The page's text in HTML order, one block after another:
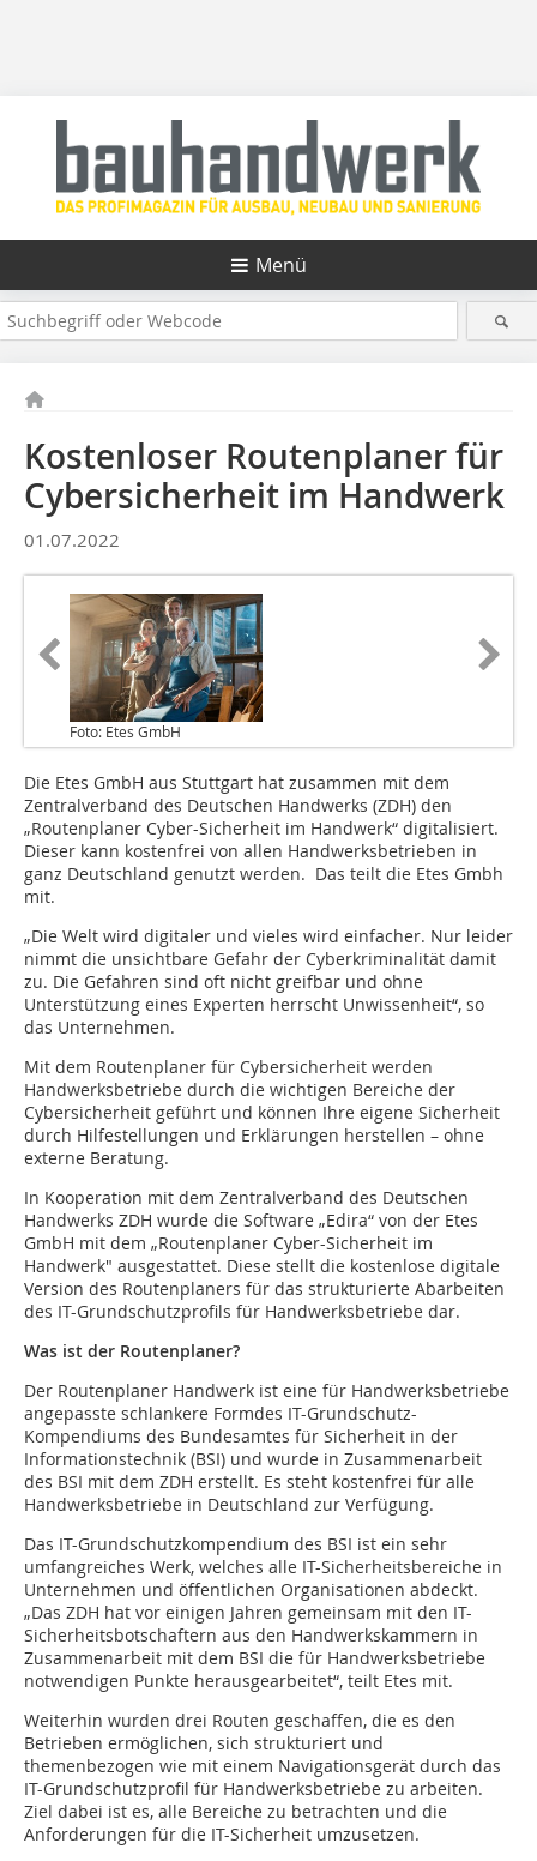
Menü
Kostenloser Routenplaner für
Cybersicherheit im Handwerk
01.07.2022
Foto: Etes GmbH
Die Etes GmbH aus Stuttgart hat zusammen mit dem
Zentralverband des Deutschen Handwerks (ZDH) den
„Routenplaner Cyber-Sicherheit im Handwerk“ digitalisiert.
Dieser kann kostenfrei von allen Handwerksbetrieben in
ganz Deutschland genutzt werden. Das teilt die Etes Gmbh
mit.
„Die Welt wird digitaler und vieles wird einfacher. Nur leider
nimmt die unsichtbare Gefahr der Cyberkriminalität damit
zu. Die Gefahren sind oft nicht greifbar und ohne
Unterstützung eines Experten herrscht Unwissenheit“, so
das Unternehmen.
Mit dem Routenplaner für Cybersicherheit werden
Handwerksbetriebe durch die wichtigen Bereiche der
Cybersicherheit geführt und können Ihre eigene Sicherheit
durch Hilfestellungen und Erklärungen herstellen – ohne
externe Beratung.
In Kooperation mit dem Zentralverband des Deutschen
Handwerks ZDH wurde die Software „Edira“ von der Etes
GmbH mit dem „Routenplaner Cyber-Sicherheit im
Handwerk" ausgestattet. Diese stellt die kostenlose digitale
Version des Routenplaners für das strukturierte Abarbeiten
des IT-Grundschutzprofils für Handwerksbetriebe dar.
Was ist der Routenplaner?
Der Routenplaner Handwerk ist eine für Handwerksbetriebe
angepasste schlankere Formdes IT-Grundschutz-
Kompendiums des Bundesamtes für Sicherheit in der
Informationstechnik (BSI) und wurde in Zusammenarbeit
des BSI mit dem ZDH erstellt. Es steht kostenfrei für alle
Handwerksbetriebe in Deutschland zur Verfügung.
Das IT-Grundschutzkompendium des BSI ist ein sehr
umfangreiches Werk, welches alle IT-Sicherheitsbereiche in
Unternehmen und öffentlichen Organisationen abdeckt.
„Das ZDH hat vor einigen Jahren gemeinsam mit den IT-
Sicherheitsbotschaftern aus den Handwerkskammern in
Zusammenarbeit mit dem BSI die für Handwerksbetriebe
notwendigen Punkte herausgearbeitet“, teilt Etes mit.
Weiterhin wurden drei Routen geschaffen, die es den
Betrieben ermöglichen, sich strukturiert und
themenbezogen wie mit einem Navigationsgerät durch das
IT-Grundschutzprofil für Handwerksbetriebe zu arbeiten.
Ziel dabei ist es, alle Bereiche zu betrachten und die
Anforderungen für die IT-Sicherheit umzusetzen.